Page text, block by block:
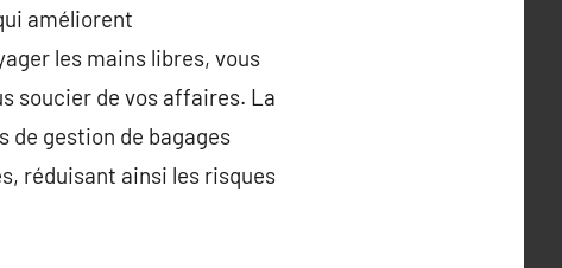
améliorent
les mains libres, vous
soucier de vos affaires. La
gestion de bagages
réduisant ainsi les risques